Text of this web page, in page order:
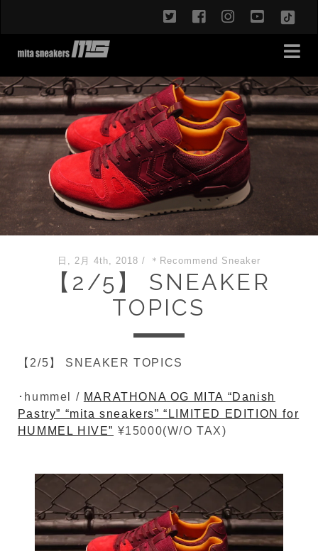
twitterfacebookinstagram
日, 2月 4th, 2018 / ＊Recommend Sneaker
【2/5】 SNEAKER
TOPICS
【2/5】 SNEAKER TOPICS
･hummel / MARATHONA OG MITA “Danish
Pastry” “mita sneakers” “LIMITED EDITION for
HUMMEL HIVE” ¥15000(W/O TAX)